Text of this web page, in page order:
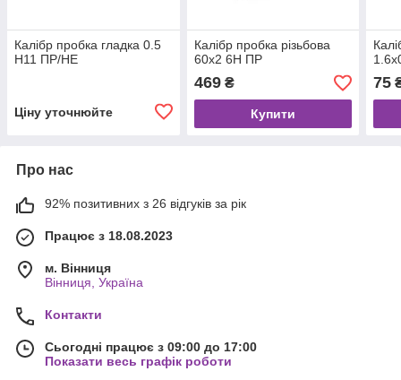
Калібр пробка гладка 0.5
Н11 ПР/НЕ
Ціну уточнюйте
Калібр пробка різьбова
60х2 6Н ПР
469₴
Купити
75
Про нас
92% позитивних з 26 відгуків за рік
Працює з 18.08.2023
м. Вінниця
Вінниця, Україна
Контакти
Сьогодні працює з 09:00 до 17:00
Показати весь графік роботи